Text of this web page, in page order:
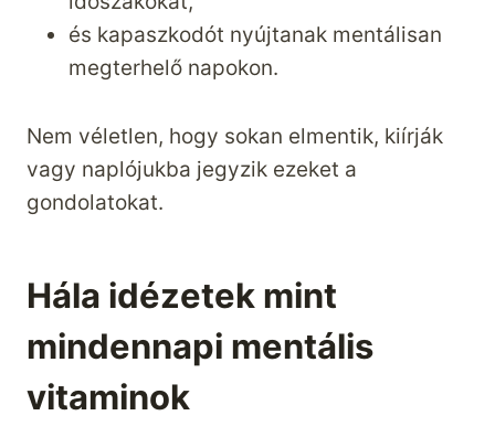
és kapaszkodót nyújtanak mentálisan
megterhelő napokon.
Nem véletlen, hogy sokan elmentik, kiírják
vagy naplójukba jegyzik ezeket a
gondolatokat.
Hála idézetek mint
mindennapi mentális
vitaminok